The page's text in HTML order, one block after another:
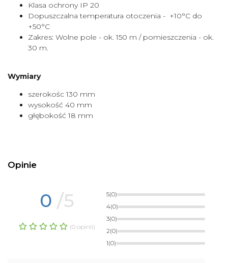
Klasa ochrony IP 20
Dopuszczalna temperatura otoczenia - +10°C do
+50°C
Zakres: Wolne pole - ok. 150 m / pomieszczenia - ok.
30 m.
Wymiary
szerokośc 130 mm
wysokość 40 mm
głębokość 18 mm
Opinie
0 /5
(0 opinii)
5(0)
4(0)
3(0)
2(0)
1(0)